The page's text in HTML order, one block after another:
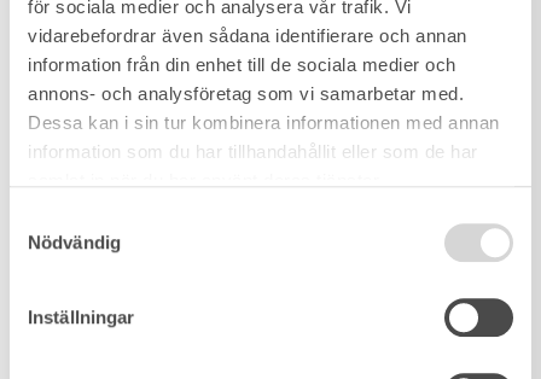
för sociala medier och analysera vår trafik. Vi
vidarebefordrar även sådana identifierare och annan
information från din enhet till de sociala medier och
annons- och analysföretag som vi samarbetar med.
Dessa kan i sin tur kombinera informationen med annan
information som du har tillhandahållit eller som de har
Nödvändig
Inställningar
754 kvm/ 5 rum